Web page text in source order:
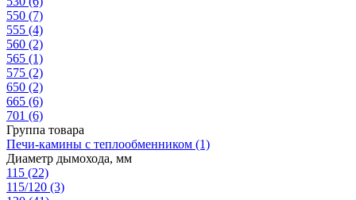
550 (7)
555 (4)
560 (2)
565 (1)
575 (2)
650 (2)
665 (6)
701 (6)
Группа товара
Печи-камины с теплообменником (1)
Диаметр дымохода, мм
115 (22)
115/120 (3)